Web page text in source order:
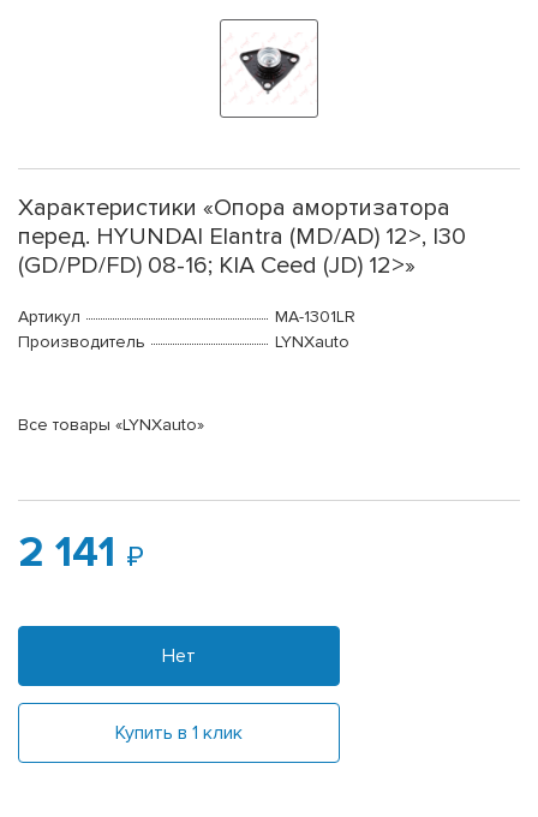
Характеристики «Опора амортизатора
перед. HYUNDAI Elantra (MD/AD) 12>, I30
(GD/PD/FD) 08-16; KIA Ceed (JD) 12>»
Артикул
MA-1301LR
Производитель
LYNXauto
Все товары «LYNXauto»
2 141
Нет
Купить в 1 клик